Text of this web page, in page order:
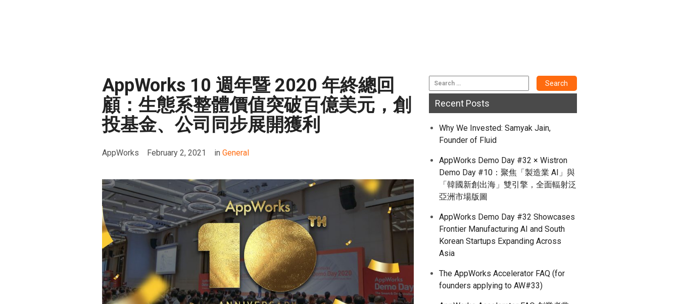
AppWorks 10 週年暨 2020 年終總回
顧：生態系整體價值突破百億美元，創
投基金、公司同步展開獲利
AppWorks February 2, 2021 in General
Recent Posts
Why We Invested: Samyak Jain,
Founder of Fluid
AppWorks Demo Day #32 × Wistron
Demo Day #10：聚焦「製造業 AI」與
「韓國新創出海」雙引擎，全面輻射泛
亞洲市場版圖
AppWorks Demo Day #32 Showcases
Frontier Manufacturing AI and South
Korean Startups Expanding Across
Asia
The AppWorks Accelerator FAQ (for
founders applying to AW#33)